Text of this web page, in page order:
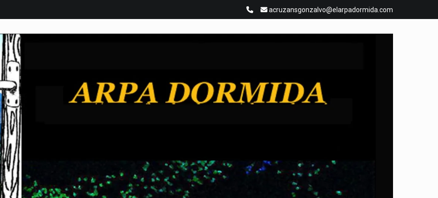
acruzansgonzalvo@elarpadormida.com